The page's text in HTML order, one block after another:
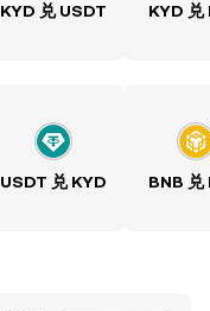
KYD 兑 USDT KYD 兑
USDT 兑 KYD BNB 兑